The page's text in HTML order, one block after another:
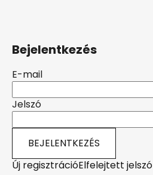
Bejelentkezés
E-mail
Jelszó
BEJELENTKEZÉS
Új regisztrációElfelejtett jelszó